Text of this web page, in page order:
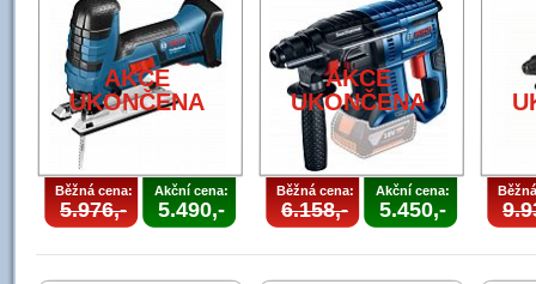
AKCE
UKONČENA
Běžná cena:
5.976,-
Akční cena:
5.490,-
AKCE
UKONČENA
Běžná cena:
6.158,-
Akční cena:
5.450,-